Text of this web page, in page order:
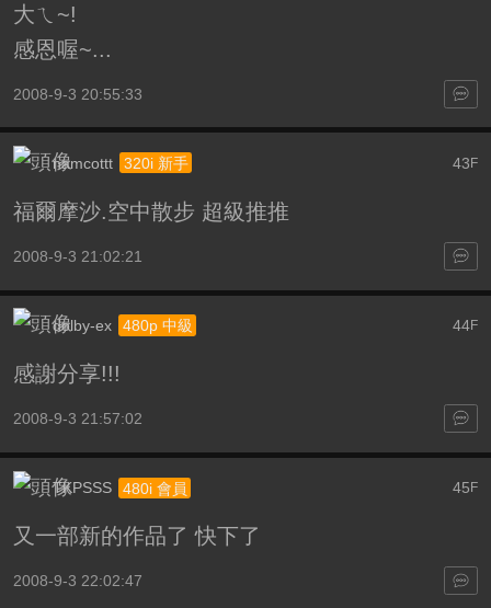
大ㄟ~!
感恩喔~...
2008-9-3 20:55:33
43 F
namcottt 320i 新手
福爾摩沙.空中散步 超級推推
2008-9-3 21:02:21
44F
dolby-ex 480p 中級
感謝分享!!!
2008-9-3 21:57:02
45 F
TKPSSS 480i 會員
又一部新的作品了 快下了
2008-9-3 22:02:47